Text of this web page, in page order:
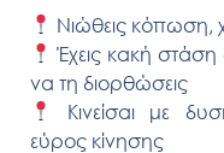
Νιώθεις κόπωση,
Έχεις κακή
να τη διορθώσεις
Κινείσαι με
εύρος κίνησης